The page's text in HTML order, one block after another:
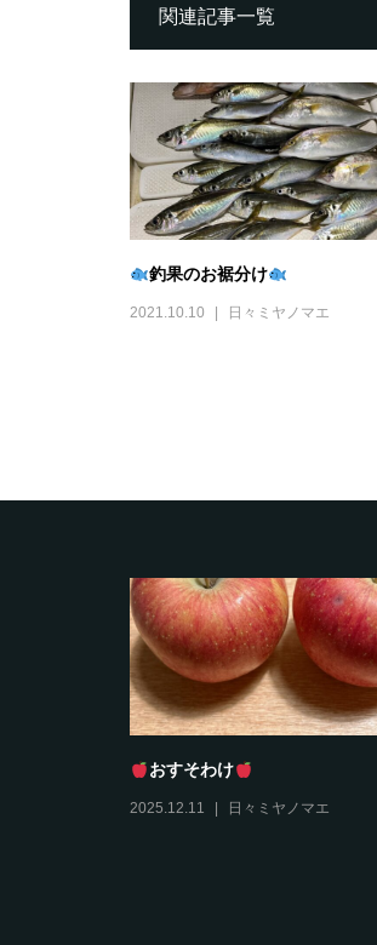
関連記事一覧
釣果のお裾分け
2021.10.10 日々ミヤノマエ
おすそわけ
2025.12.11 日々ミヤノマエ